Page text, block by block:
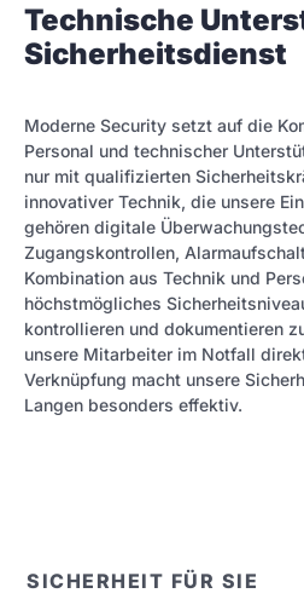
Technische
Sicherheitsdienst
Moderne Security setzt auf die
Personal und technischer
nur mit qualifizierten
innovativer Technik, die unsere
gehören digitale
Zugangskontrollen,
Kombination aus Technik und
höchstmögliches
kontrollieren und dokumentieren
unsere Mitarbeiter im Notfall
Verknüpfung macht unsere
Langen besonders effektiv.
SICHERHEIT FÜR SIE